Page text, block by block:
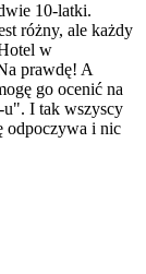
10-latki.
różny, ale każdy
w
prawdę! A
go ocenić na
I tak wszyscy
odpoczywa i nic